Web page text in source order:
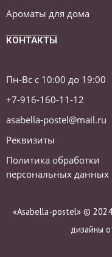
Ароматы для дома
КОНТАКТЫ
Пн-Вс с 10:00 до 19:00
+7-916-160-11-12
asabella-postel@mail.ru
Реквизиты
Политика обработки
персональных данных
«Asabella-postel» ©
дизайны